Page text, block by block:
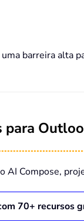
barreira alta
para
Compose,
70+ recursos